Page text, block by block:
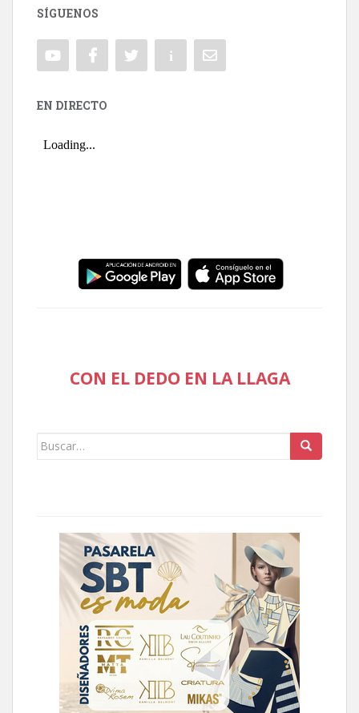
SÍGUENOS
EN DIRECTO
CON EL DEDO EN LA LLAGA
Buscar: